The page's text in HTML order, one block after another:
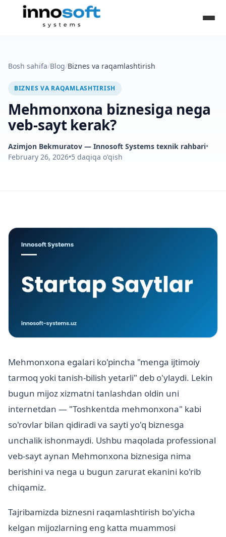
Bosh sahifa/Blog/Biznes va raqamlashtirish
BIZNES VA RAQAMLASHTIRISH
Mehmonxona biznesiga nega
veb-sayt kerak?
Azimjon Bekmuratov — Innosoft Systems texnik rahbari•
February 26, 2026•5 daqiqa o'qish
Mehmonxona egalari ko'pincha "menga ijtimoiy
tarmoq yoki tanish-bilish yetarli" deb o'ylaydi. Lekin
bugun mijoz xizmatni tanlashdan oldin uni
internetdan — "Toshkentda mehmonxona" kabi
so'rovlar bilan qidiradi va sayti yo'q biznesga
unchalik ishonmaydi. Ushbu maqolada professional
veb-sayt aynan Mehmonxona biznesiga nima
berishini va nega u bugun zarurat ekanini ko'rib
chiqamiz.
Tajribamizda biznesni raqamlashtirish bo'yicha
kelgan mijozlarning eng katta muammosi